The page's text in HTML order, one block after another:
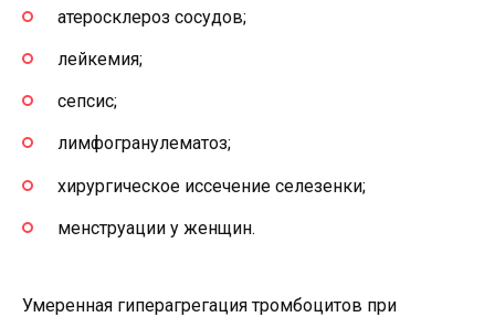
атеросклероз сосудов;
лейкемия;
сепсис;
лимфогранулематоз;
хирургическое иссечение селезенки;
менструации у женщин.
Умеренная гиперагрегация тромбоцитов при